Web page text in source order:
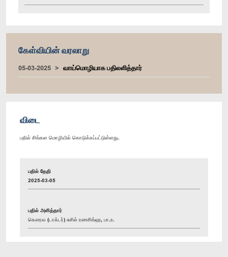
கேள்வியின் வரலாறு
05-03-2025 வாய்மொழியாக பதிலளித்தார்
விடை
பதில் சிங்கள மொழியில் கொடுக்கப்பட்டுள்ளது.
பதில் தேதி
2025-03-05
பதில் அளித்தார்
கௌரவ (டாக்டர்) சுசில் ரணசிங்ஹ, பா.உ.